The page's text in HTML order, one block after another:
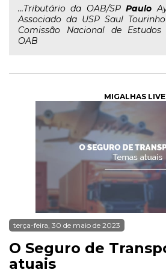
...Tributário da OAB/SPPaulo
Associado da USP Saul
Comissão Nacional de
OAB
MIGALHAS LIVE
terça-feira, 30 de maio de 2023
O Seguro de
atuais